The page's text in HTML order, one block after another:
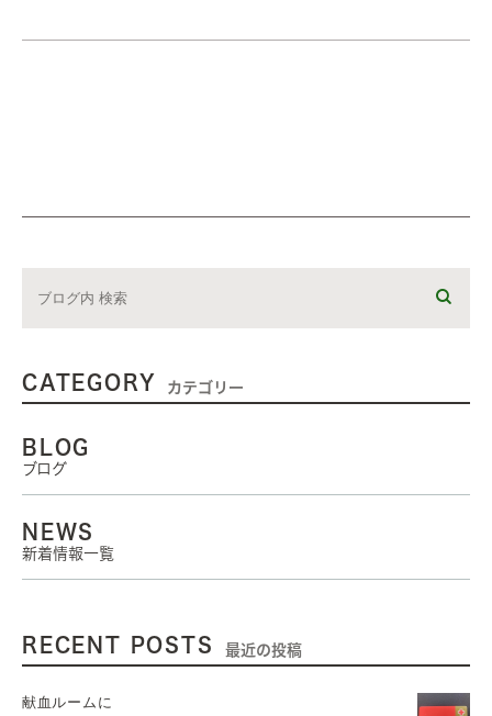
CATEGORY カテゴリー
BLOG
ブログ
NEWS
新着情報一覧
RECENT POSTS 最近の投稿
献血ルームに